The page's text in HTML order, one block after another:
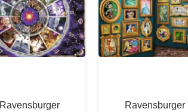
Ravensburger
Ravensburger